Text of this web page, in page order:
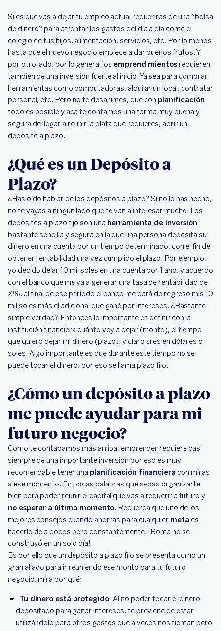
Si es que vas a dejar tu empleo actual requerirás de una “bolsa
de dinero” para afrontar los gastos del día a día como el
colegio de tus hijos, alimentación, servicios, etc. Por lo menos
hasta que el nuevo negocio empiece a dar buenos frutos. Y
por otro lado, por lo general los emprendimientosrequieren
también de una inversión fuerte al inicio. Ya sea para comprar
herramientas como computadoras, alquilar un local, contratar
personal, etc. Pero no te desanimes, que con planificación
todo es posible y acá te contamos una forma muy buena y
segura de llegar a reunir la plata que requieres, abrir un
depósito a plazo.
¿Qué es un Depósito a
Plazo?
¿Has oído hablar de los depósitos a plazo? Si no lo has hecho,
no te vayas a ningún lado que te van a interesar mucho. Los
depósitos a plazo fijo son una herramienta de inversión
bastante sencilla y segura en la que una persona deposita su
dinero en una cuenta por un tiempo determinado, con el fin de
obtener rentabilidad una vez cumplido el plazo. Por ejemplo,
yo decido dejar 10 mil soles en una cuenta por 1 año, y acuerdo
con el banco que me va a generar una tasa de rentabilidad de
X%, al final de ese período el banco me dará de regreso mis 10
mil soles más el adicional que gané por intereses. ¿Bastante
simple verdad? Entonces lo importante es definir con la
institución financiera cuánto voy a dejar (monto), el tiempo
que quiero dejar mi dinero (plazo), y claro si es en dólares o
soles. Algo importante es que durante este tiempo no se
puede tocar el dinero, por eso se llama plazo fijo.
¿Cómo un depósito a plazo
me puede ayudar para mi
futuro negocio?
Como te contábamos más arriba, emprender requiere casi
siempre de una importante inversión por eso es muy
recomendable tener una planificación financiera con miras
a ese momento. En pocas palabras que sepas organizarte
bien para poder reunir el capital que vas a requerir a futuro y
no esperar a último momento. Recuerda que uno de los
mejores consejos cuando ahorras para cualquier meta es
hacerlo de a pocos pero constantemente. ¡Roma no se
construyó en un solo día!
Es por ello que un depósito a plazo fijo se presenta como un
gran aliado para ir reuniendo ese monto para tu futuro
negocio, mira por qué:
Tu dinero está protegido: Al no poder tocar el dinero
depositado para ganar intereses, te previene de estar
utilizándolo para otros gastos que a veces nos tientan pero